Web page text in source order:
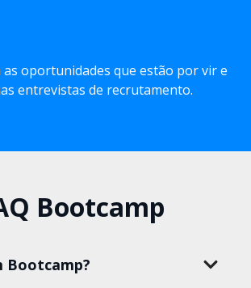
oportunidades que estão por vir e
entrevistas de recrutamento.
Bootcamp
Bootcamp?